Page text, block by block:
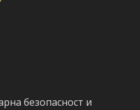
безопасност и